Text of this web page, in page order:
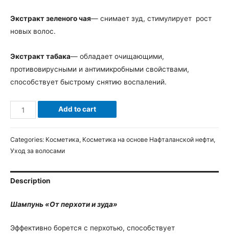
Экстракт зеленого чая— снимает зуд, стимулирует рост
новых волос.
Экстракт табака— обладает очищающими,
противовирусными и антимикробными свойствами,
способствует быстрому снятию воспалений.
Add to cart
Categories: Косметика, Косметика на основе Нафталанской нефти,
Уход за волосами
Description
Шампунь «От перхоти и зуда»
Эффективно борется с перхотью, способствует